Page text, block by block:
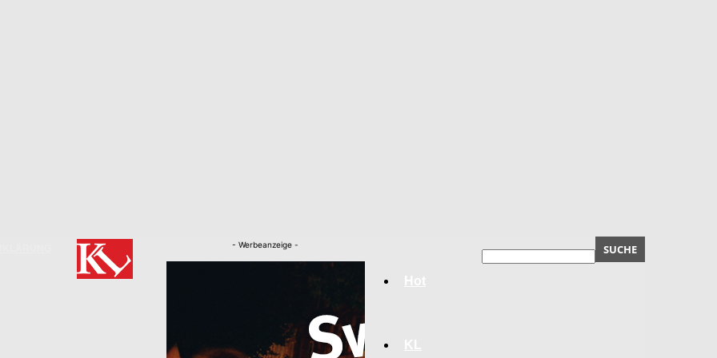
- Werbeanzeige -